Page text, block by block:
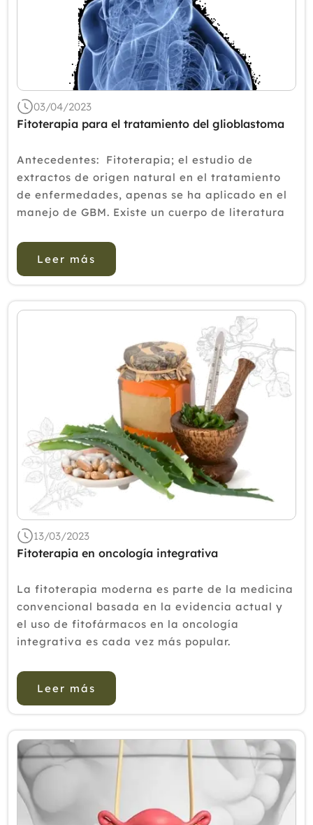
03/04/2023
Fitoterapia para el tratamiento del glioblastoma
Antecedentes: Fitoterapia; el estudio de
extractos de origen natural en el tratamiento
de enfermedades, apenas se ha aplicado en el
manejo de GBM. Existe un cuerpo de literatura
naturales contra las células GBM. Dados los
malos pr...
Leer más
13/03/2023
Fitoterapia en oncología integrativa
La fitoterapia moderna es parte de la medicina
convencional basada en la evidencia actual y
el uso de fitofármacos en la oncología
integrativa es cada vez más popular.
dichos fitofármacos son pacientes con tumores.
La pres...
Leer más